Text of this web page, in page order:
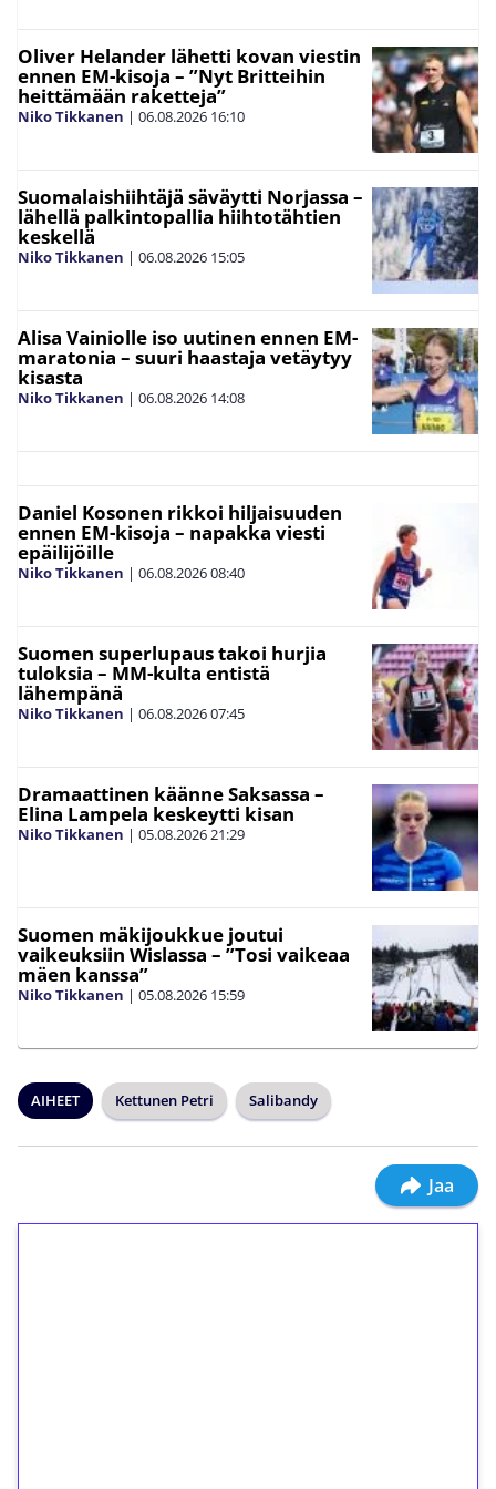
Oliver Helander lähetti kovan viestin
ennen EM-kisoja – ”Nyt Britteihin
heittämään raketteja”
Niko Tikkanen | 06.08.2026 16:10
Suomalaishiihtäjä säväytti Norjassa –
lähellä palkintopallia hiihtotähtien
keskellä
Niko Tikkanen | 06.08.2026 15:05
Alisa Vainiolle iso uutinen ennen EM-
maratonia – suuri haastaja vetäytyy
kisasta
Niko Tikkanen | 06.08.2026 14:08
Daniel Kosonen rikkoi hiljaisuuden
ennen EM-kisoja – napakka viesti
epäilijöille
Niko Tikkanen | 06.08.202608:40
Suomen superlupaus takoi hurjia
tuloksia – MM-kulta entistä
lähempänä
Niko Tikkanen | 06.08.202607:45
Dramaattinen käänne Saksassa –
Elina Lampela keskeytti kisan
Niko Tikkanen | 05.08.202621:29
Suomen mäkijoukkue joutui
vaikeuksiin Wislassa – ”Tosi vaikeaa
mäen kanssa”
Niko Tikkanen | 05.08.2026 15:59
AIHEET Kettunen Petri Salibandy
Jaa